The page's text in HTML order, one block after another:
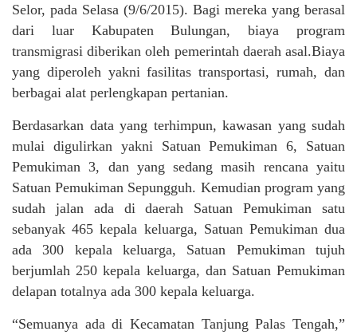
Selor, pada Selasa (9/6/2015). Bagi mereka yang berasal
dari luar Kabupaten Bulungan, biaya program
transmigrasi diberikan oleh pemerintah daerah asal.Biaya
yang diperoleh yakni fasilitas transportasi, rumah, dan
berbagai alat perlengkapan pertanian.
Berdasarkan data yang terhimpun, kawasan yang sudah
mulai digulirkan yakni Satuan Pemukiman 6, Satuan
Pemukiman 3, dan yang sedang masih rencana yaitu
Satuan Pemukiman Sepungguh. Kemudian program yang
sudah jalan ada di daerah Satuan Pemukiman satu
sebanyak 465 kepala keluarga, Satuan Pemukiman dua
ada 300 kepala keluarga, Satuan Pemukiman tujuh
berjumlah 250 kepala keluarga, dan Satuan Pemukiman
delapan totalnya ada 300 kepala keluarga.
“Semuanya ada di Kecamatan Tanjung Palas Tengah,”